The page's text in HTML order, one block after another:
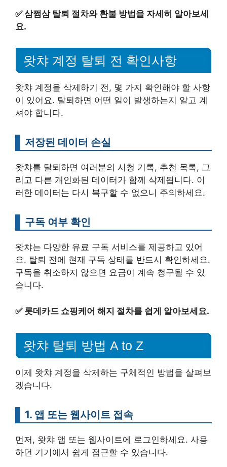
✅삼쩜삼 탈퇴 절차와 환불 방법을 자세히 알아보세
요.
왓챠 계정 탈퇴 전 확인사항
왓챠 계정을 삭제하기 전, 몇 가지 확인해야 할 사항
이 있어요. 탈퇴하면 어떤 일이 발생하는지 알고 계
셔야 합니다.
저장된 데이터 손실
왓챠를 탈퇴하면 여러분의 시청 기록, 추천 목록, 그
리고 다른 개인화된 데이터가 함께 삭제됩니다. 이
러한 데이터는 다시 복구할 수 없으니 주의하세요.
구독 여부 확인
왓챠는 다양한 유료 구독 서비스를 제공하고 있어
요. 탈퇴 전에 현재 구독 상태를 반드시 확인하세요.
구독을 취소하지 않으면 요금이 계속 청구될 수 있
습니다.
✅ 롯데카드 쇼핑케어 해지 절차를 쉽게 알아보세요.
왓챠 탈퇴 방법 A to Z
이제 왓챠 계정을 삭제하는 구체적인 방법을 살펴보
겠습니다.
1. 앱 또는 웹사이트 접속
먼저, 왓챠 앱 또는 웹사이트에 로그인하세요. 사용
하던 기기에서 쉽게 접근할 수 있습니다.